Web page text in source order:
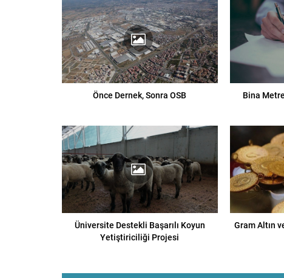
Önce Dernek, Sonra OSB
Bina
Üniversite Destekli Başarılı Koyun
Yetiştiriciliği Projesi
Gram Altın